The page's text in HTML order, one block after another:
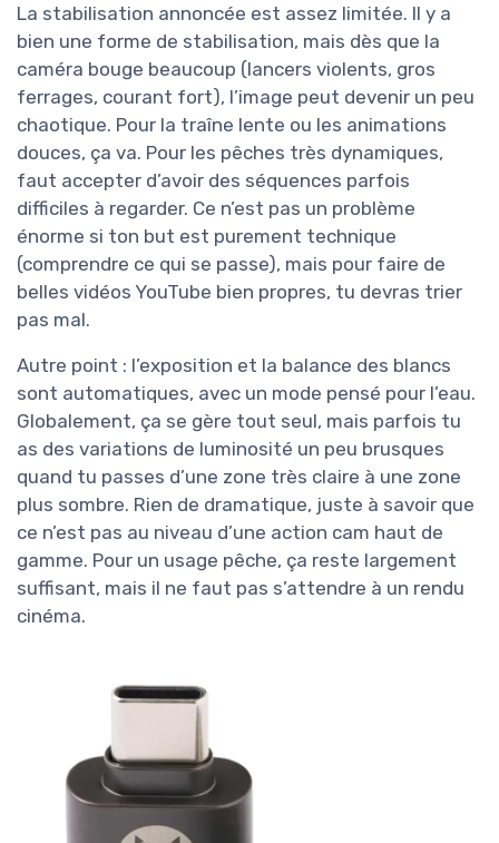
La stabilisation annoncée est assez limitée. Il y a
bien une forme de stabilisation, mais dès que la
caméra bouge beaucoup (lancers violents, gros
ferrages, courant fort), l’image peut devenir un peu
chaotique. Pour la traîne lente ou les animations
douces, ça va. Pour les pêches très dynamiques,
faut accepter d’avoir des séquences parfois
difficiles à regarder. Ce n’est pas un problème
énorme si ton but est purement technique
(comprendre ce qui se passe), mais pour faire de
belles vidéos YouTube bien propres, tu devras trier
pas mal.
Autre point : l’exposition et la balance des blancs
sont automatiques, avec un mode pensé pour l’eau.
Globalement, ça se gère tout seul, mais parfois tu
as des variations de luminosité un peu brusques
quand tu passes d’une zone très claire à une zone
plus sombre. Rien de dramatique, juste à savoir que
ce n’est pas au niveau d’une action cam haut de
gamme. Pour un usage pêche, ça reste largement
suffisant, mais il ne faut pas s’attendre à un rendu
cinéma.